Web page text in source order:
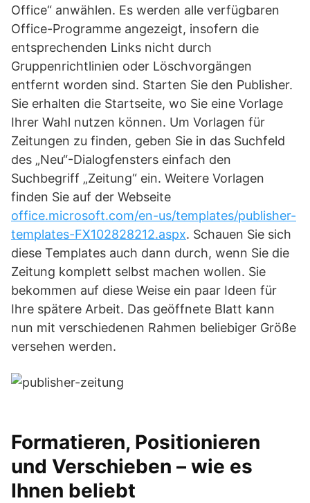
Office“ anwählen. Es werden alle verfügbaren
Office-Programme angezeigt, insofern die
entsprechenden Links nicht durch
Gruppenrichtlinien oder Löschvorgängen
entfernt worden sind. Starten Sie den Publisher.
Sie erhalten die Startseite, wo Sie eine Vorlage
Ihrer Wahl nutzen können. Um Vorlagen für
Zeitungen zu finden, geben Sie in das Suchfeld
des „Neu“-Dialogfensters einfach den
Suchbegriff „Zeitung“ ein. Weitere Vorlagen
finden Sie auf der Webseite
office.microsoft.com/en-us/templates/publisher-
templates-FX102828212.aspx. Schauen Sie sich
diese Templates auch dann durch, wenn Sie die
Zeitung komplett selbst machen wollen. Sie
bekommen auf diese Weise ein paar Ideen für
Ihre spätere Arbeit. Das geöffnete Blatt kann
nun mit verschiedenen Rahmen beliebiger Größe
versehen werden.
Formatieren, Positionieren
und Verschieben – wie es
Ihnen beliebt